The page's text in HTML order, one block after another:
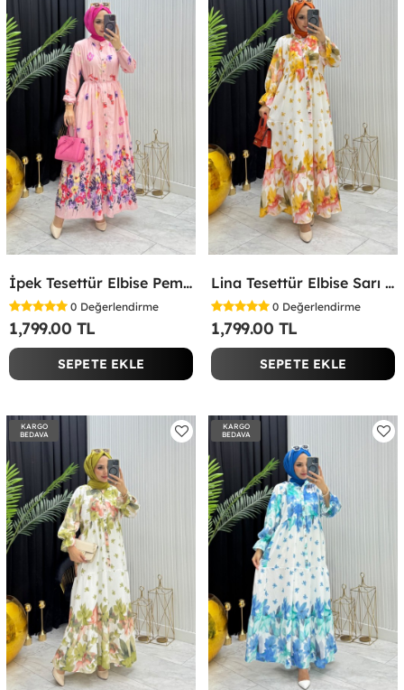
İpek Tesettür Elbise Pembe Pembe
0 Değerlendirme
1,799.00 TL
SEPETE EKLE
Lina Tesettür Elbise Sarı Sarı
0 Değerlendirme
1,799.00 TL
SEPETE EKLE
KARGO
BEDAVA
KARGO
BEDAVA